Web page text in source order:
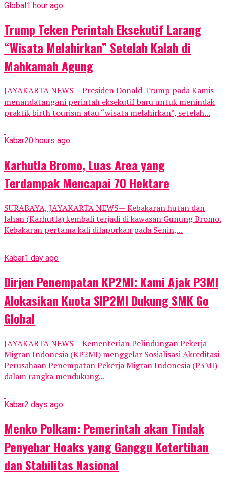
Global 1 hour ago
Trump Teken Perintah Eksekutif Larang
“Wisata Melahirkan” Setelah Kalah di
Mahkamah Agung
JAYAKARTA NEWS— Presiden Donald Trump pada Kamis
menandatangani perintah eksekutif baru untuk menindak
praktik birth tourism atau “wisata melahirkan”, setelah...
Kabar20 hours ago
Karhutla Bromo, Luas Area yang
Terdampak Mencapai 70 Hektare
SURABAYA, JAYAKARTA NEWS— Kebakaran hutan dan
lahan (Karhutla) kembali terjadi di kawasan Gunung Bromo.
Kebakaran pertama kali dilaporkan pada Senin,...
Kabar1 day ago
Dirjen Penempatan KP2MI: Kami Ajak P3MI
Alokasikan Kuota SIP2MI Dukung SMK Go
Global
JAYAKARTA NEWS— Kementerian Pelindungan Pekerja
Migran Indonesia (KP2MI) menggelar Sosialisasi Akreditasi
Perusahaan Penempatan Pekerja Migran Indonesia (P3MI)
dalam rangka mendukung...
Kabar2 days ago
Menko Polkam: Pemerintah akan Tindak
Penyebar Hoaks yang Ganggu Ketertiban
dan Stabilitas Nasional